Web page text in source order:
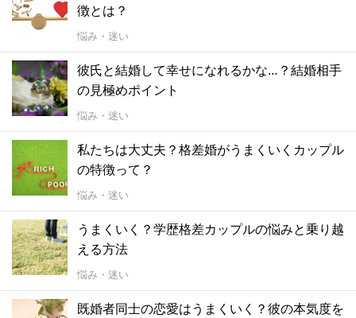
徴とは？
悩み・迷い
彼氏と結婚して幸せになれるかな…？結婚相手
の見極めポイント
悩み・迷い
私たちは大丈夫？格差婚がうまくいくカップル
の特徴って？
悩み・迷い
うまくいく？学歴格差カップルの悩みと乗り越
える方法
悩み・迷い
既婚者同士の恋愛はうまくいく？彼の本気度を